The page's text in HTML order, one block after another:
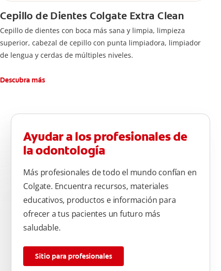
Cepillo de Dientes Colgate Extra Clean
Cepillo de dientes con boca más sana y limpia, limpieza
superior, cabezal de cepillo con punta limpiadora, limpiador
de lengua y cerdas de múltiples niveles.
Descubra más
Ayudar a los profesionales de
la odontología
Más profesionales de todo el mundo confían en
Colgate. Encuentra recursos, materiales
educativos, productos e información para
ofrecer a tus pacientes un futuro más
saludable.
Sitio para profesionales